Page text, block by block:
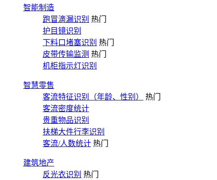
智能制造
跑冒滴漏识别 热门
护目镜识别
下料口堵塞识别 热门
皮带传输监测 热门
机柜指示灯识别
智慧零售
客流特征识别（年龄、性别）
热门
客流密度统计
贵重物品识别
扶梯大件行李识别
客流/人数统计 热门
建筑地产
反光衣识别 热门